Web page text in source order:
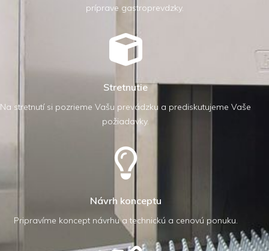
príprave gastroprevdzky.
Stretnutie
Na stretnutí si pozrieme Vašu prevádzku a prediskutujeme Vaše
požiadavky.
Návrh konceptu
Pripravíme koncept návrhu a technickú a cenovú ponuku.